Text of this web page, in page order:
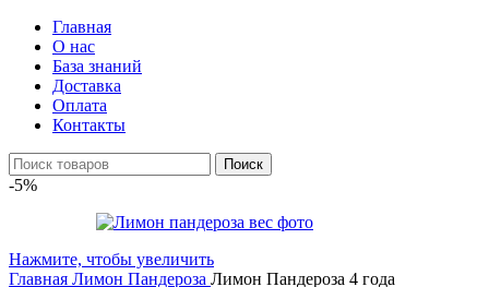
Главная
О нас
База знаний
Доставка
Оплата
Контакты
Поиск
-5%
Нажмите, чтобы увеличить
Главная Лимон Пандероза Лимон Пандероза 4 года